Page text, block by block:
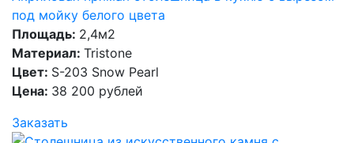
под мойку белого цвета
Площадь: 2,4м2
Материал: Tristone
Цвет: S-203 Snow Pearl
Цена: 38 200 рублей
Заказать